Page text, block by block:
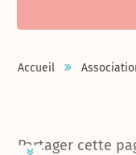
Accueil
Partager cette